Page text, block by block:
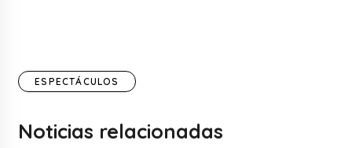
ESPECTÁCULOS
Noticias relacionadas